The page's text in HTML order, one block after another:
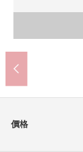
價格